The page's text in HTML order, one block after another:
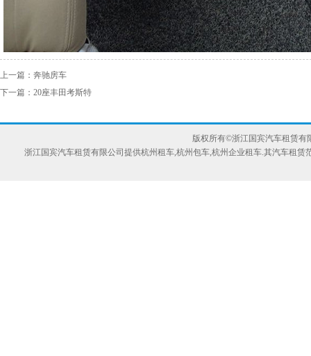
上一篇： 奔驰房车
下一篇： 20座丰田考斯特
版权所有©浙江国宾汽车租赁有
浙江国宾汽车租赁有限公司提供杭州租车,杭州包车,杭州企业租车.其汽车租赁